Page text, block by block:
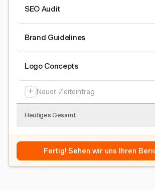
SEO Audit
Brand Guidelines
Logo Concepts
+ Neuer Zeiteintrag
Heutiges Gesamt
Fertig! Sehen wir uns Ihren